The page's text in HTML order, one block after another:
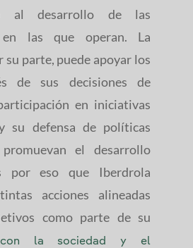
al desarrollo de las
en las que operan. La
su parte, puede apoyar los
de sus decisiones de
en iniciativas
su defensa de políticas
el desarrollo
por eso que Iberdrola
acciones alineadas
como parte de su
con la sociedad y el